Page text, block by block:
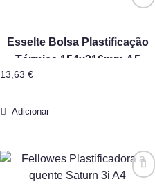
Esselte Bolsa Plastificação
Térmica 154x216mm A5
125My Pack 100un
13,63 €
Adicionar